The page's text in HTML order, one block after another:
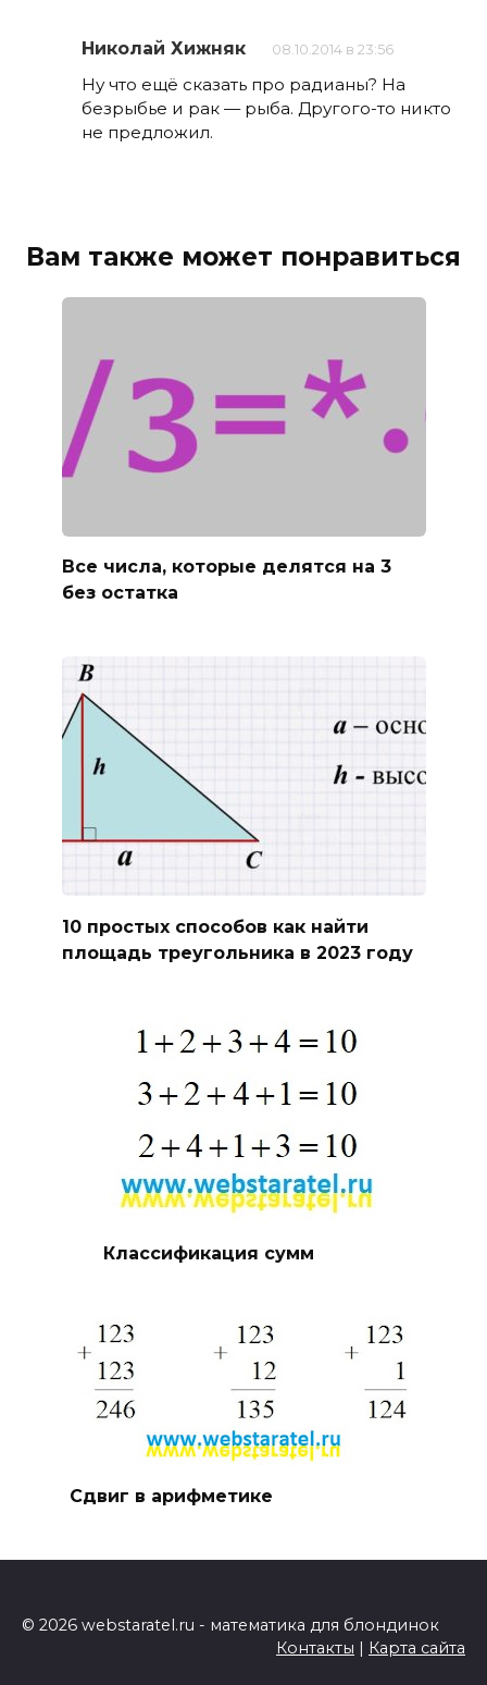
Николай Хижняк 08.10.2014 в 23:56
Ну что ещё сказать про радианы? На
безрыбье и рак — рыба. Другого-то никто
не предложил.
Вам также может понравиться
Все числа, которые делятся на 3
без остатка
10 простых способов как найти
площадь треугольника в 2023 году
Классификация сумм
Сдвиг в арифметике
© 2026 webstaratel.ru - математика для блондинок
Контакты | Карта сайта